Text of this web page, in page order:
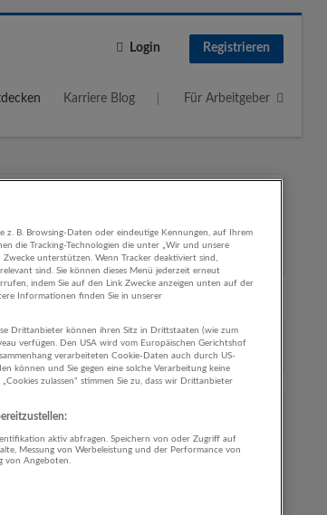
Login Registrieren
Karriere Blog Für Arbeitgeber
5 km
z. B. Browsing-Daten oder eindeutige Kennungen, auf Ihrem
die Tracking-Technologien die unter „Wir und unsere
unterstützen. Wenn Tracker deaktiviert sind,
sind. Sie können dieses Menü jederzeit erneut
indem Sie auf den Link Zwecke anzeigen unten auf der
Informationen finden Sie in unserer
Drittanbieter können ihren Sitz in Drittstaaten (wie zum
verfügen. Den USA wird vom Europäischen Gerichtshof
verarbeiteten Cookie-Daten auch durch US-
können und Sie gegen eine solche Verarbeitung keine
zulassen“ stimmen Sie zu, dass wir Drittanbieter
aktiv abfragen. Speichern von oder Zugriff auf
Messung von Werbeleistung und der Performance von
von Angeboten.